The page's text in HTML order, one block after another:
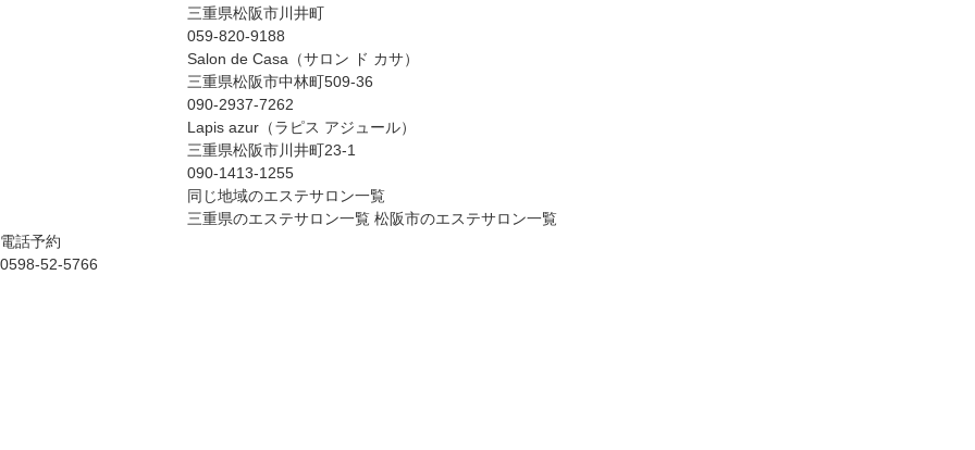
三重県松阪市川井町
059-820-9188
Salon de Casa（サロン ド カサ）
三重県松阪市中林町509-36
090-2937-7262
Lapis azur（ラピス アジュール）
三重県松阪市川井町23-1
090-1413-1255
同じ地域のエステサロン一覧
三重県のエステサロン一覧 松阪市のエステサロン一覧
電話予約
0598-52-5766